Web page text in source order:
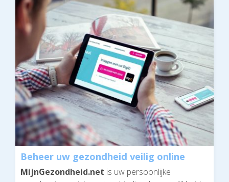
Beheer uw gezondheid veilig online
MijnGezondheid.net is uw persoonlijke